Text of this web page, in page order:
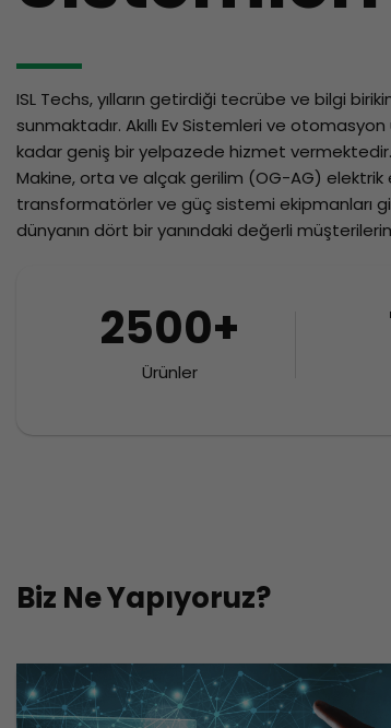
ISL Techs, yılların getirdiği tecrübe ve bilgi
sunmaktadır. Akıllı Ev Sistemleri ve
kadar geniş bir yelpazede hizmet vermektedir.
Makine, orta ve alçak gerilim (OG-AG)
transformatörler ve güç sistemi ekipmanları
dünyanın dört bir yanındaki değerli
2500+
Ürünler
Biz Ne Yapıyoruz?